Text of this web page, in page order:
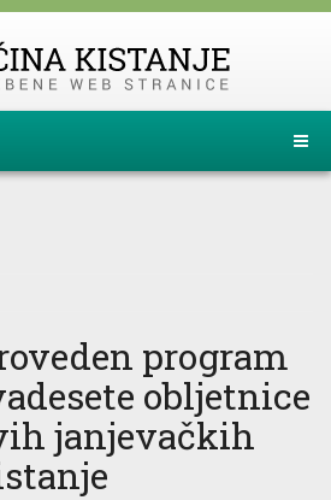
program
obljetnice
janjevačkih